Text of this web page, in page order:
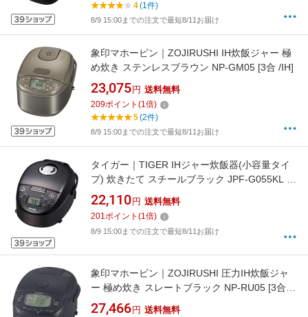
4(1件)
8/9 15:00までの注文で最短8/11お届け
象印マホービン｜ZOJIRUSHI IH炊飯ジャー 極
め炊き ステンレスブラウン NP-GM05 [3合 /IH]
23,075 円 送料無料
209ポイント (1倍)
5(2件)
8/9 15:00までの注文で最短8/11お届け
タイガー｜TIGER IHジャー炊飯器(小容量タイ
プ) 炊きたて スチールブラック JPF-G055KL [3
合 /IH]【rb_makerA】
22,110 円 送料無料
201ポイント (1倍)
8/9 15:00までの注文で最短8/11お届け
象印マホービン｜ZOJIRUSHI 圧力IH炊飯ジャ
ー 極め炊き スレートブラック NP-RU05 [3合 /
圧力IH]
27,466 円 送料無料